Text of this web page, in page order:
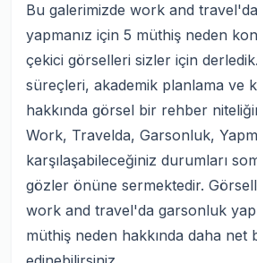
Bu galerimizde work and
yapmanız için 5 müthiş neden
çekici görselleri sizler için
süreçleri, akademik planlama ve
hakkında görsel bir rehber
Work, Travelda, Garsonluk,
karşılaşabileceğiniz durumları
gözler önüne sermektedir.
work and travel'da garsonluk
müthiş neden hakkında daha net